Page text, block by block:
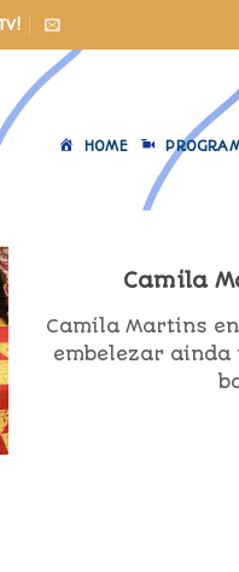
HOME
Camila
Camila Martins
embelezar ainda